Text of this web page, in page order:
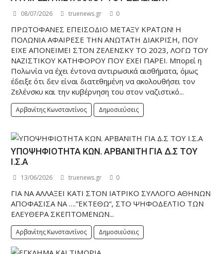
08/07/2026 truenews.gr 0
ΠΡΩΤΟΦΑΝΕΣ ΕΠΕΙΣΟΔΙΟ ΜΕΤΑΞΥ ΚΡΑΤΩΝ! Η
ΠΟΛΩΝΙΑ ΑΦΑΙΡΕΣΕ ΤΗΝ ΑΝΩΤΑΤΗ ΔΙΑΚΡΙΣΗ, ΠΟΥ
ΕΙΧΕ ΑΠΟΝΕΙΜΕΙ ΣΤΟΝ ΖΕΛΕΝΣΚΥ ΤΟ 2023, ΛΟΓΩ ΤΟΥ
ΝΑΖΙΣΤΙΚΟΥ ΚΑΤΗΦΟΡΟΥ ΠΟΥ ΕΧΕΙ ΠΑΡΕΙ. Μπορεί η
Πολωνία να έχει έντονα αντιρωσικά αισθήματα, όμως
έδειξε ότι δεν είναι διατεθημένη να ακολουθήσει τον
Ζελένσκυ και την κυβέρνηση του στον ναζιστικό...
Αρβανίτης Κωνσταντίνος Δημοσιεύσεις
ΥΠΟΨΗΦΙΟΤΗΤΑ ΚΩΝ. ΑΡΒΑΝΙΤΗ ΓΙΑ Δ.Σ ΤΟΥ
Ι.Σ.Α
13/06/2026 truenews.gr 0
ΓΙΑ ΝΑ ΑΛΛΑΞΕΙ ΚΑΤΙ ΣΤΟΝ ΙΑΤΡΙΚΟ ΣΥΛΛΟΓΟ ΑΘΗΝΩΝ
ΑΠΟΦΑΣΙΣΑ ΝΑ ….”ΕΚΤΕΘΩ“, ΣΤΟ ΨΗΦΟΔΕΛΤΙΟ ΤΩΝ
ΕΛΕΥΘΕΡΑ ΣΚΕΠΤΟΜΕΝΩΝ...
Αρβανίτης Κωνσταντίνος Δημοσιεύσεις